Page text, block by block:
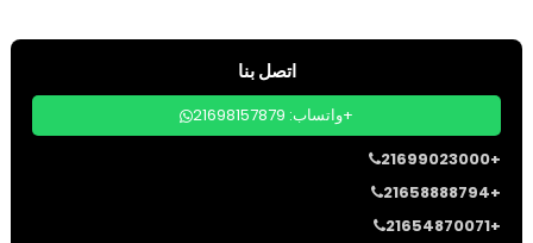
اتصل بنا
واتساب: 21698157879+
21699023000+
21658888794+
21654870071+